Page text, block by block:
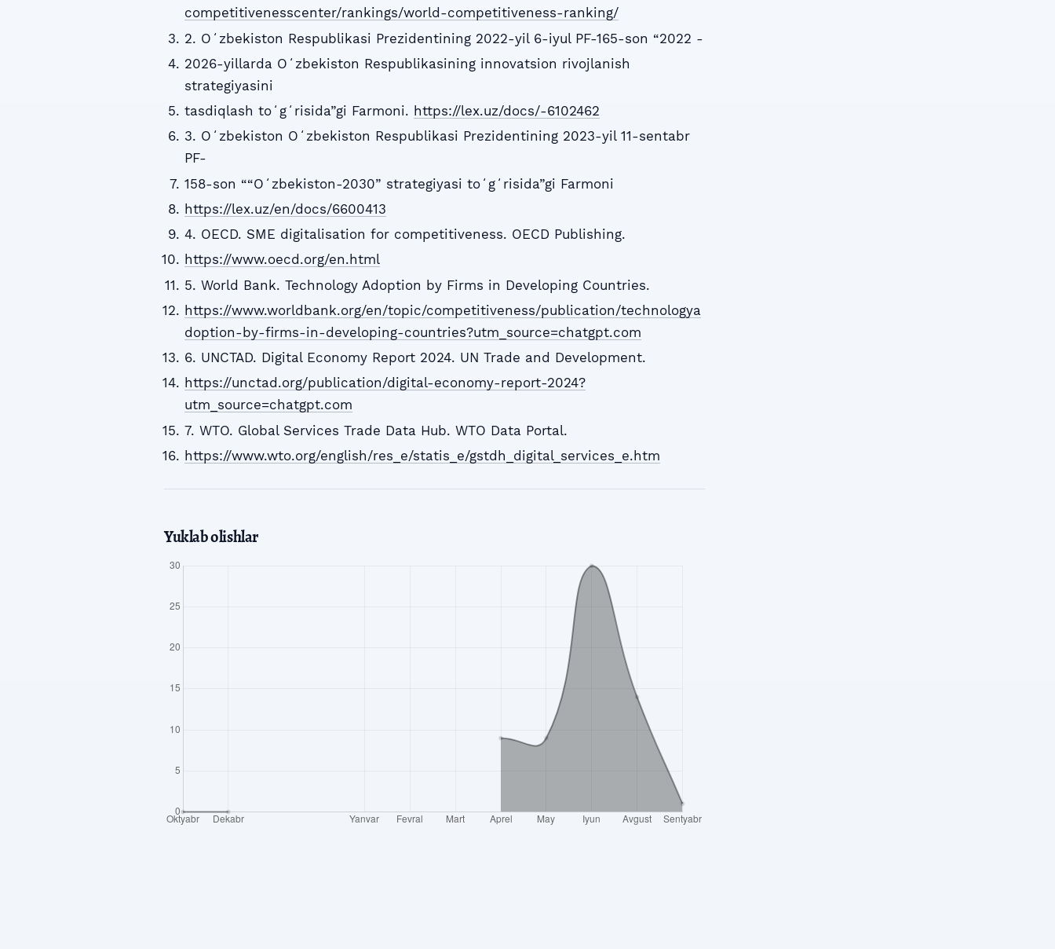
competitivenesscenter/rankings/world-competitiveness-ranking/
2. Oʻzbekiston Respublikasi Prezidentining 2022-yil 6-iyul PF-165-son “2022 -
2026-yillarda Oʻzbekiston Respublikasining innovatsion rivojlanish
strategiyasini
tasdiqlash toʻgʻrisida”gi Farmoni. https://lex.uz/docs/-6102462
3. Oʻzbekiston Oʻzbekiston Respublikasi Prezidentining 2023-yil 11-sentabr
PF-
158-son ““Oʻzbekiston-2030” strategiyasi toʻgʻrisida”gi Farmoni
https://lex.uz/en/docs/6600413
4. OECD. SME digitalisation for competitiveness. OECD Publishing.
https://www.oecd.org/en.html
5. World Bank. Technology Adoption by Firms in Developing Countries.
https://www.worldbank.org/en/topic/competitiveness/publication/technologya
doption-by-firms-in-developing-countries?utm_source=chatgpt.com
6. UNCTAD. Digital Economy Report 2024. UN Trade and Development.
https://unctad.org/publication/digital-economy-report-2024?
utm_source=chatgpt.com
7. WTO. Global Services Trade Data Hub. WTO Data Portal.
https://www.wto.org/english/res_e/statis_e/gstdh_digital_services_e.htm
Yuklab olishlar